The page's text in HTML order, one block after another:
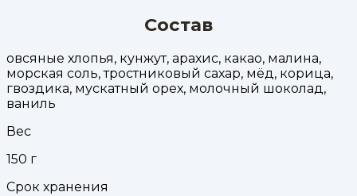
Состав
овсяные хлопья, кунжут, арахис, какао, малина,
морская соль, тростниковый сахар, мёд, корица,
гвоздика, мускатный орех, молочный шоколад,
ваниль
Вес
150 г
Срок хранения